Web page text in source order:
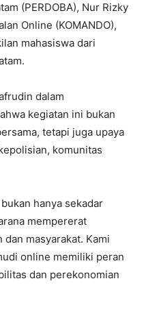
(PERDOBA), Nur Rizky
Online (KOMANDO),
mahasiswa dari
dalam
kegiatan ini bukan
tetapi juga upaya
komunitas
hanya sekadar
mempererat
masyarakat. Kami
online memiliki peran
dan perekonomian